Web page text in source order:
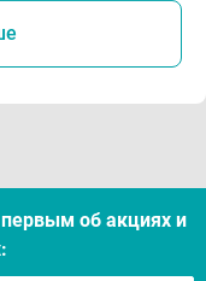
об акцияx и